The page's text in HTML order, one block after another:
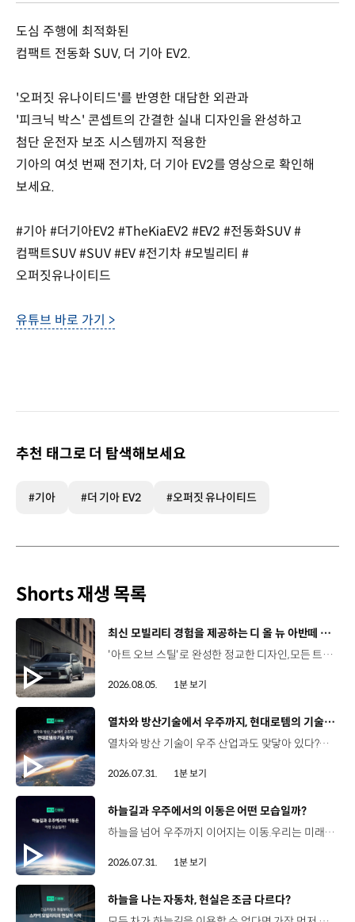
도심 주행에 최적화된
컴팩트 전동화 SUV, 더 기아 EV2.
'오퍼짓 유나이티드'를 반영한 대담한 외관과
'피크닉 박스' 콘셉트의 간결한 실내 디자인을 완성하고
첨단 운전자 보조 시스템까지 적용한
기아의 여섯 번째 전기차, 더 기아 EV2를 영상으로 확인해
보세요.
#기아 #더기아EV2 #TheKiaEV2 #EV2 #전동화SUV #
컴팩트SUV #SUV #EV #전기차 #모빌리티 #
오퍼짓유나이티드
유튜브 바로 가기 >
추천 태그로 더 탐색해보세요
#기아 #더 기아 EV2 #오퍼짓 유나이티드
Shorts 재생 목록
[동영상]
최신 모빌리티 경험을 제공하는 디 올 뉴 아반떼 계약 개시
'아트 오브 스틸'로 완성한 정교한 디자인,모든 트림에 적용된 플레오스 커넥트와 최신 안전·편의 사양까지. 차급 이상의 가치를 담은디 올 뉴 아반떼가 계약을 시작했습니다. #현대자동차 #디올뉴아반떼 #아반떼 #플레오스커넥트 #GleoAI #준중형세단 #세단
2026.08.05. 1분 보기
[동영상]
열차와 방산기술에서 우주까지, 현대로템의 기술 확장
열차와 방산 기술이 우주 산업과도 맞닿아 있다?항공 우주 분야에도 발을 담고 있는 현대로템 현대진행형 팟캐스트 EP.20에서 확인하세요.📻 #현대자동차그룹 #현대진행형 #모빌리티팟캐스트 #현대로템 #하늘길 #스카이모빌리티 #우주 #우주항공 #자율주행 #모빌리티
2026.07.31. 1분 보기
[동영상]
하늘길과 우주에서의 이동은 어떤 모습일까?
하늘을 넘어 우주까지 이어지는 이동.우리는 미래 모빌리티를 어떤 모습으로 상상해볼 수 있을까요? 현대진행형 팟캐스트 EP.20에서 확인하세요.📻 #현대자동차그룹 #현대진행형 #모빌리티팟캐스트 #하늘길 #스카이모빌리티 #우주 #우주항공 #자율주행 #모빌리티
2026.07.31. 1분 보기
[동영상]
하늘을 나는 자동차, 현실은 조금 다르다?